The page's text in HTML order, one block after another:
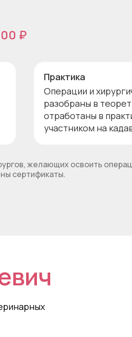
Практика
Операции и
разобраны в
отработаны в
участником на
₽
желающих освоить
сертификаты.